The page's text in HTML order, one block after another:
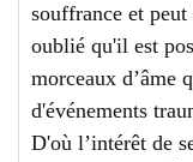
souffrance et
oublié qu'il est
morceaux d’âme
d'événements
D'où l’intérêt de